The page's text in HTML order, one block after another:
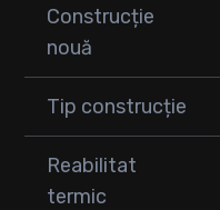
Construcție
nouă
Tip construcție
Reabilitat
termic